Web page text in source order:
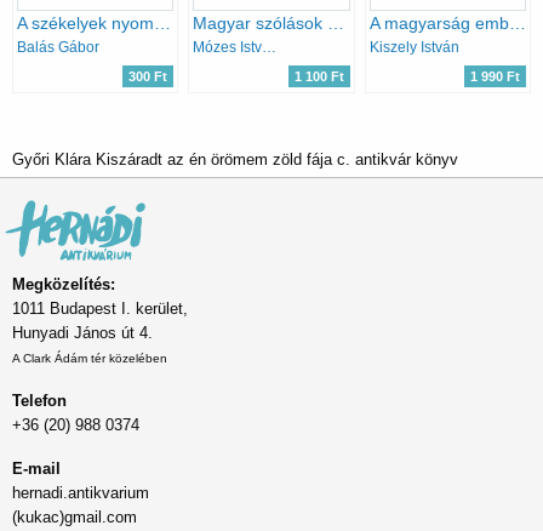
Balás Gábor
300 Ft 1 100 Ft
A magyarság embertana
Kiszely István
1 990 Ft
Győri Klára Kiszáradt az én örömem zöld fája c. antikvár könyv
Megközelítés:
1011 Budapest I. kerület,
Hunyadi János út 4.
A Clark Ádám tér közelében
Telefon
+36 (20) 988 0374
E-mail
hernadi.antikvarium
(kukac)gmail.com